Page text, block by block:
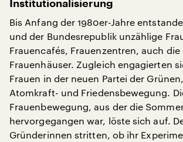
Institutionalisierung
Bis Anfang der 1980er-Jahre
und der Bundesrepublik unzählige
Frauencafés, Frauenzentren, auch die
Frauenhäuser. Zugleich engagierten
Frauen in der neuen Partei der
Atomkraft- und Friedensbewegung.
Frauenbewegung, aus der die
hervorgegangen war, löste sich auf.
Gründerinnen stritten, ob ihr